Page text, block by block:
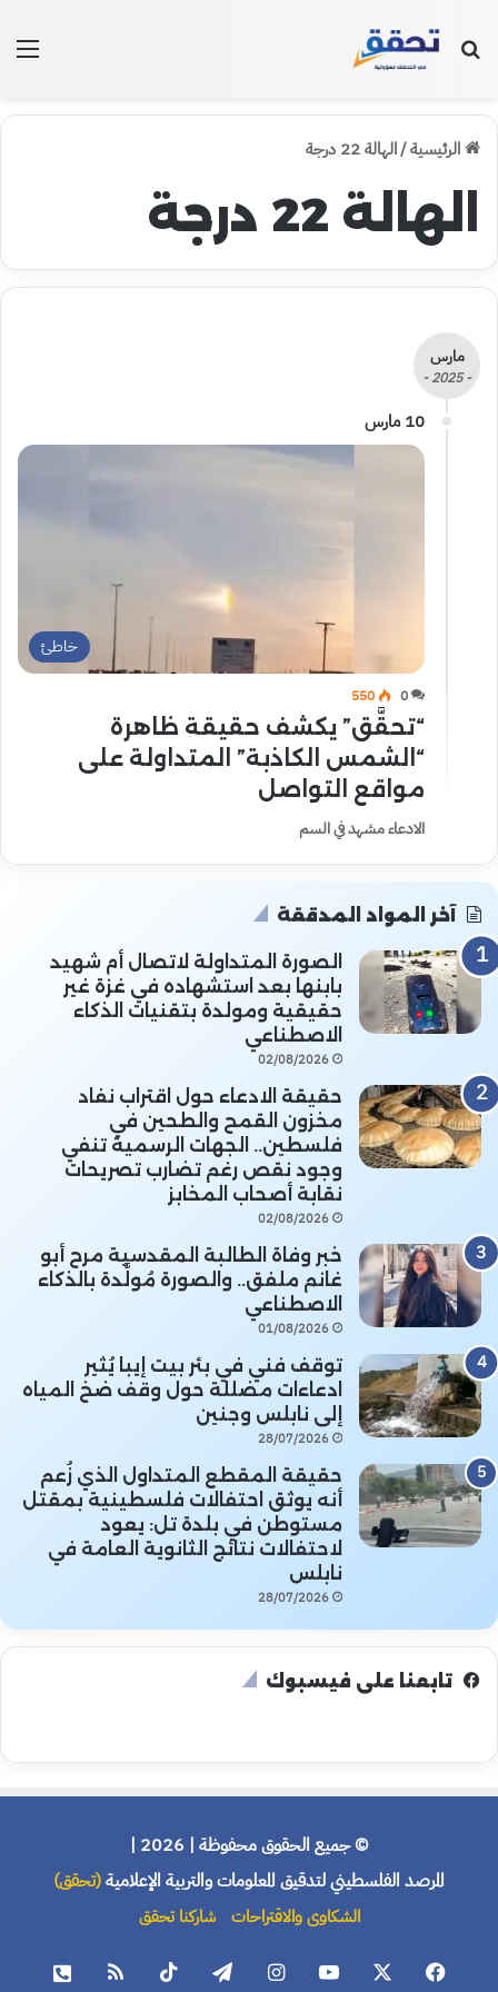
بحث عن
الرئيسية/الهالة 22 درجة
الهالة 22 درجة
مارس
- 2025 -
10 مارس
خاطئ
0
550
“تحقَّق” يكشف حقيقة ظاهرة
“الشمس الكاذبة” المتداولة على
مواقع التواصل
الادعاء مشهد في السم
آخر المواد المدققة
الصورة المتداولة لاتصال أم شهيد
بابنها بعد استشهاده في غزة غير
حقيقية ومولدة بتقنيات الذكاء
الاصطناعي
02/08/2026
حقيقة الادعاء حول اقتراب نفاد
مخزون القمح والطحين في
فلسطين.. الجهات الرسمية تنفي
وجود نقص رغم تضارب تصريحات
نقابة أصحاب المخابز
02/08/2026
خبر وفاة الطالبة المقدسية مرح أبو
غانم ملفق.. والصورة مُولَّدة بالذكاء
الاصطناعي
01/08/2026
توقف فني في بئر بيت إيبا يُثير
ادعاءات مضللة حول وقف ضخ المياه
إلى نابلس وجنين
28/07/2026
حقيقة المقطع المتداول الذي زُعم
أنه يوثق احتفالات فلسطينية بمقتل
مستوطن في بلدة تل: يعود
لاحتفالات نتائج الثانوية العامة في
نابلس
28/07/2026
تابعنا على فيسبوك
© جميع الحقوق محفوظة | 2026 |
المرصد الفلسطيني لتدقيق المعلومات والتربية الإعلامية(تحقق)
الشكاوى والاقتراحات شاركنا تحقق
فيسبوك يوتيوب انستقرام تيلقرام ‫TikTok ملخص